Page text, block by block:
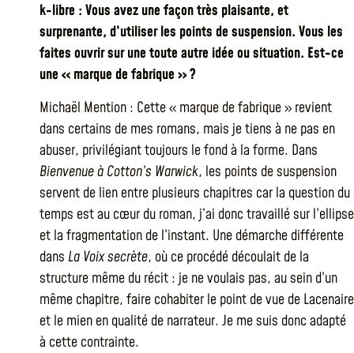
k-libre : Vous avez une façon très plaisante, et
surprenante, d’utiliser les points de suspension. Vous les
faites ouvrir sur une toute autre idée ou situation. Est-ce
une « marque de fabrique » ?
Michaël Mention : Cette « marque de fabrique » revient
dans certains de mes romans, mais je tiens à ne pas en
abuser, privilégiant toujours le fond à la forme. Dans
Bienvenue à Cotton’s Warwick, les points de suspension
servent de lien entre plusieurs chapitres car la question du
temps est au cœur du roman, j’ai donc travaillé sur l’ellipse
et la fragmentation de l’instant. Une démarche différente
dans La Voix secrète, où ce procédé découlait de la
structure même du récit : je ne voulais pas, au sein d’un
même chapitre, faire cohabiter le point de vue de Lacenaire
et le mien en qualité de narrateur. Je me suis donc adapté
à cette contrainte.